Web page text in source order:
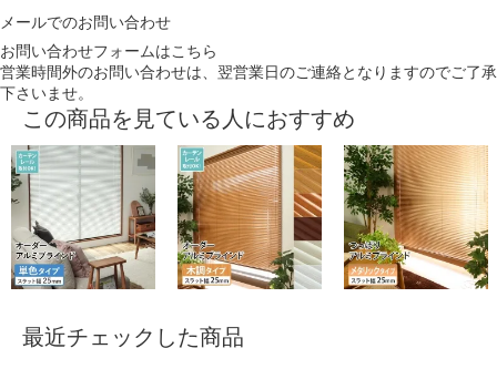
メールでのお問い合わせ
お問い合わせフォームはこちら
営業時間外のお問い合わせは、翌営業日のご連絡となりますのでご了承
下さいませ。
この商品を見ている人におすすめ
最近チェックした商品